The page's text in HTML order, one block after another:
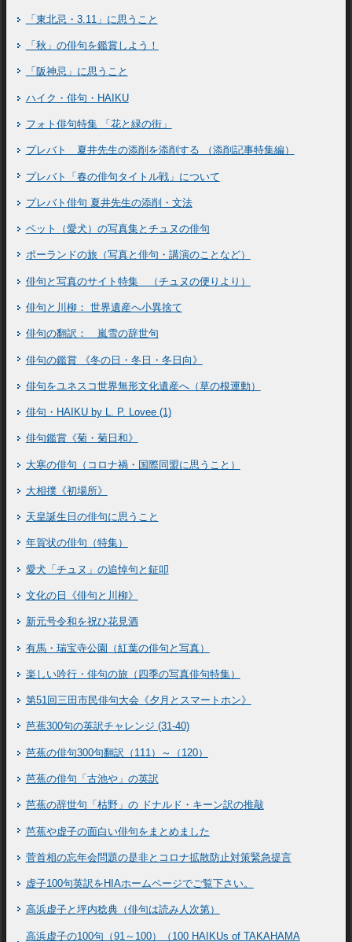
「東北忌・3.11」に思うこと
「秋」の俳句を鑑賞しよう！
「阪神忌」に思うこと
ハイク・俳句・HAIKU
フォト俳句特集 「花と緑の街」
プレバト 夏井先生の添削を添削する （添削記事特集編）
プレバト「春の俳句タイトル戦」について
プレバト俳句 夏井先生の添削・文法
ペット（愛犬）の写真集とチュヌの俳句
ポーランドの旅（写真と俳句・講演のことなど）
俳句と写真のサイト特集 （チュヌの便りより）
俳句と川柳： 世界遺産へ小異捨て
俳句の翻訳： 嵐雪の辞世句
俳句の鑑賞 《冬の日・冬日・冬日向》
俳句をユネスコ世界無形文化遺産へ（草の根運動）
俳句・HAIKU by L. P. Lovee (1)
俳句鑑賞《菊・菊日和》
大寒の俳句（コロナ禍・国際同盟に思うこと）
大相撲《初場所》
天皇誕生日の俳句に思うこと
年賀状の俳句（特集）
愛犬「チュヌ」の追悼句と鉦叩
文化の日《俳句と川柳》
新元号令和を祝ひ花見酒
有馬・瑞宝寺公園（紅葉の俳句と写真）
楽しい吟行・俳句の旅（四季の写真俳句特集）
第51回三田市民俳句大会《夕月とスマートホン》
芭蕉300句の英訳チャレンジ (31-40)
芭蕉の俳句300句翻訳（111）～（120）
芭蕉の俳句「古池や」の英訳
芭蕉の辞世句「枯野」の ドナルド・キーン訳の推敲
芭蕉や虚子の面白い俳句をまとめました
菅首相の忘年会問題の是非とコロナ拡散防止対策緊急提言
虚子100句英訳をHIAホームページでご覧下さい。
高浜虚子と坪内稔典（俳句は読み人次第）
高浜虚子の100句（91～100）（100 HAIKUs of TAKAHAMA